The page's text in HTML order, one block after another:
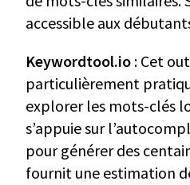
accessible aux
Keywordtool.io : Cet
particulièrement
explorer les mots-clés
s’appuie sur
pour générer des
fournit une estimation